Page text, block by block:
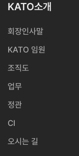
KATO소개
회장인사말
KATO 임원
조직도
업무
정관
CI
오시는 길